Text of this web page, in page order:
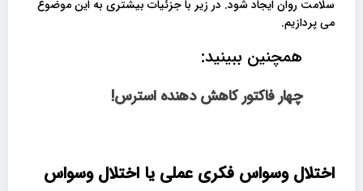
سلامت روان ایجاد شود. در زیر با جزئیات بیشتری به این موضوع
می پردازیم.
همچنین ببینید:
چهار فاکتور کاهش دهنده استرس!
اختلال وسواس فکری عملی یا اختلال وسواس